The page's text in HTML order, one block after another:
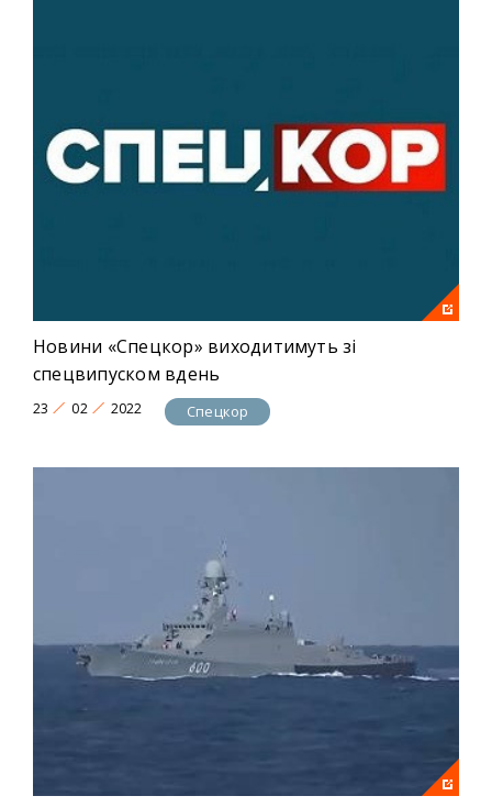
Новини «Спецкор» виходитимуть зі
спецвипуском вдень
23 02 2022 Спецкор